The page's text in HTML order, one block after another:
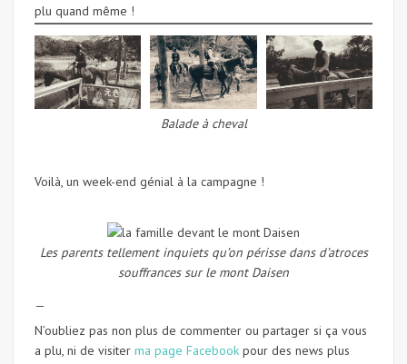
plu quand même !
Balade à cheval
Voilà, un week-end génial à la campagne !
Les parents tellement inquiets qu’on périsse dans d’atroces
souffrances sur le mont Daisen
—
N’oubliez pas non plus de commenter ou partager si ça vous
a plu, ni de visiter ma page Facebook pour des news plus